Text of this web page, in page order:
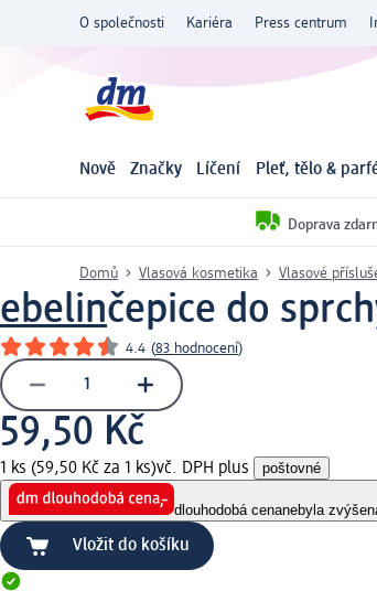
O společnosti Kariéra Press centrum
Nově Značky Líčení Pleť, tělo &
Doprava
Domů Vlasová kosmetika Vlasové
ebelinčepice do
4.4 (83 hodnocení)
59,50 Kč
1 ks (59,50 Kč za 1 ks)vč. DPH plus poštovné
dlouhodobá cenanebyla
Vložit do košíku